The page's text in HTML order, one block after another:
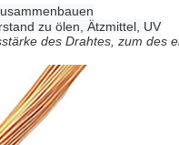
zu ölen, Ätzmittel, UV
des Drahtes, zum des